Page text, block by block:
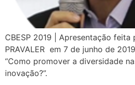
CBESP 2019 | Apresentação
PRAVALER em 7 de junho de
“Como promover a diversidade
inovação?”.